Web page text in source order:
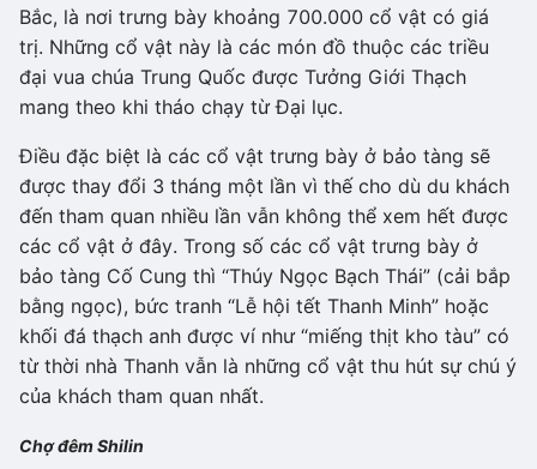
Bắc, là nơi trưng bày khoảng 700.000 cổ vật có giá
trị. Những cổ vật này là các món đồ thuộc các triều
đại vua chúa Trung Quốc được Tưởng Giới Thạch
mang theo khi tháo chạy từ Đại lục.
Điều đặc biệt là các cổ vật trưng bày ở bảo tàng sẽ
được thay đổi 3 tháng một lần vì thế cho dù du khách
đến tham quan nhiều lần vẫn không thể xem hết được
các cổ vật ở đây. Trong số các cổ vật trưng bày ở
bảo tàng Cố Cung thì “Thúy Ngọc Bạch Thái” (cải bắp
bằng ngọc), bức tranh “Lễ hội tết Thanh Minh” hoặc
khối đá thạch anh được ví như “miếng thịt kho tàu” có
từ thời nhà Thanh vẫn là những cổ vật thu hút sự chú ý
của khách tham quan nhất.
Chợ đêm Shilin